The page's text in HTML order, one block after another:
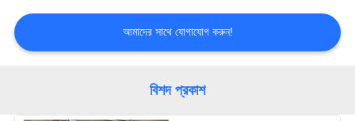
উদ্ধৃতির
জন্য
আমাদের সাথে যোগাযোগ করুন!
বিশদ প্রকাশ